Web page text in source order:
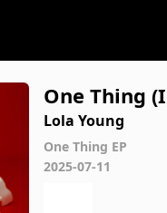
One Thing
ental)
Lola Young
One Thing EP
2025-07-11